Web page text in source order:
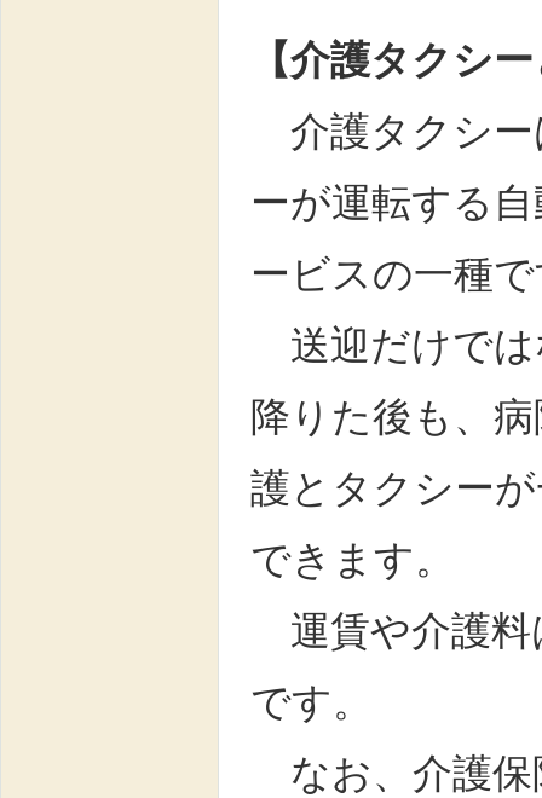
【介護タクシ
介護タクシー
ーが運転する
ービスの一種
送迎だけでは
降りた後も、
護とタクシー
できます。
運賃や介護料
です。
なお、介護保